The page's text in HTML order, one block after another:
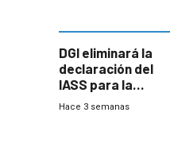
DGI eliminará la
declaración del
IASS para la
mayoría de los
Hace 3 semanas